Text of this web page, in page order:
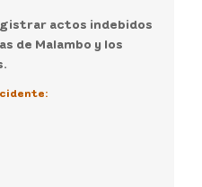
actos indebidos
de Malambo y los